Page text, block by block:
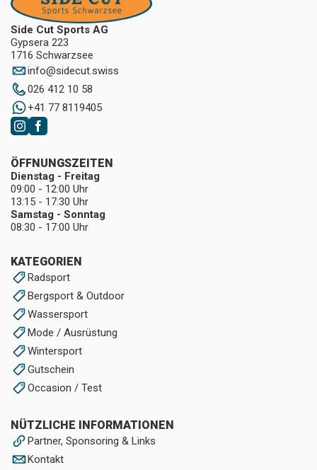
Side Cut Sports AG
Gypsera 223
1716 Schwarzsee
info@sidecut.swiss
026 412 10 58
+41 77 8119405
KATEGORIEN
Radsport
Bergsport & Outdoor
Wassersport
Mode / Ausrüstung
Wintersport
Gutschein
Occasion / Test
NÜTZLICHE INFORMATIONEN
Partner, Sponsoring & Links
Kontakt
ÖFFNUNGSZEITEN
Dienstag - Freitag
09:00 - 12:00 Uhr
13:15 - 17:30 Uhr
Samstag - Sonntag
08:30 - 17:00 Uhr